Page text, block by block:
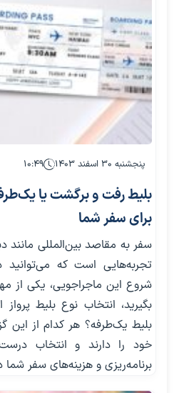
پنجشنبه ۳۰ اسفند ۱۴۰۳ ۱۰:۴۹
بلیط رفت‌ و برگشت یا
برای سفر شما
سفر به مقاصد بین‌المللی مانند
تجربه‌هایی است که می‌توانید
شروع این ماجراجویی، یکی از
بگیرید، انتخاب نوع بلیط
بلیط یک‌طرفه؟ هر کدام از این
خود را دارند و انتخاب درست
برنامه‌ریزی و هزینه‌های سفر شما